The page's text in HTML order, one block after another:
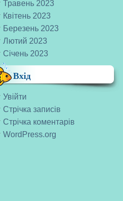
Травень 2023
Квітень 2023
Березень 2023
Лютий 2023
Січень 2023
Вхід
Увійти
Стрічка записів
Стрічка коментарів
WordPress.org